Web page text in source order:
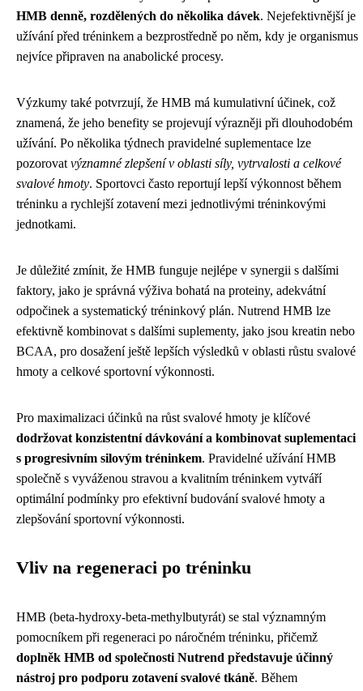
HMB denně, rozdělených do několika dávek. Nejefektivnější je
užívání před tréninkem a bezprostředně po něm, kdy je organismus
nejvíce připraven na anabolické procesy.
Výzkumy také potvrzují, že HMB má kumulativní účinek, což
znamená, že jeho benefity se projevují výrazněji při dlouhodobém
užívání. Po několika týdnech pravidelné suplementace lze
pozorovat významné zlepšení v oblasti síly, vytrvalosti a celkové
svalové hmoty. Sportovci často reportují lepší výkonnost během
tréninku a rychlejší zotavení mezi jednotlivými tréninkovými
jednotkami.
Je důležité zmínit, že HMB funguje nejlépe v synergii s dalšími
faktory, jako je správná výživa bohatá na proteiny, adekvátní
odpočinek a systematický tréninkový plán. Nutrend HMB lze
efektivně kombinovat s dalšími suplementy, jako jsou kreatin nebo
BCAA, pro dosažení ještě lepších výsledků v oblasti růstu svalové
hmoty a celkové sportovní výkonnosti.
Pro maximalizaci účinků na růst svalové hmoty je klíčové
dodržovat konzistentní dávkování a kombinovat suplementaci
s progresivním silovým tréninkem. Pravidelné užívání HMB
společně s vyváženou stravou a kvalitním tréninkem vytváří
optimální podmínky pro efektivní budování svalové hmoty a
zlepšování sportovní výkonnosti.
Vliv na regeneraci po tréninku
HMB (beta-hydroxy-beta-methylbutyrát) se stal významným
pomocníkem při regeneraci po náročném tréninku, přičemž
doplněk HMB od společnosti Nutrend představuje účinný
nástroj pro podporu zotavení svalové tkáně. Během